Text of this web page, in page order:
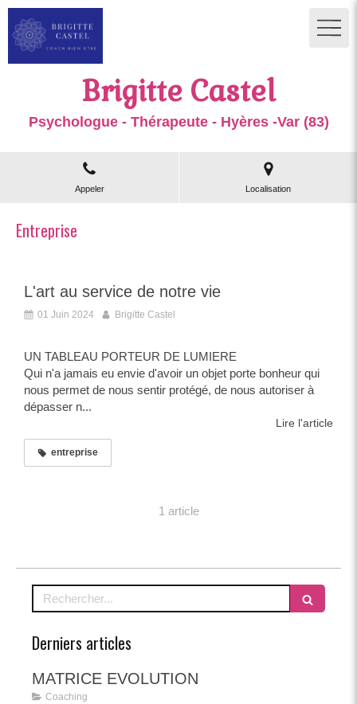
Brigitte Castel
Psychologue - Thérapeute - Hyères -Var (83)
Appeler Localisation
Entreprise
L'art au service de notre vie
01 Juin 2024 Brigitte Castel
UN TABLEAU PORTEUR DE LUMIERE
Qui n'a jamais eu envie d'avoir un objet porte bonheur qui
nous permet de nous sentir protégé, de nous autoriser à
dépasser n...
Lire l'article
entreprise
1 article
Rechercher
Derniers articles
MATRICE EVOLUTION
Coaching